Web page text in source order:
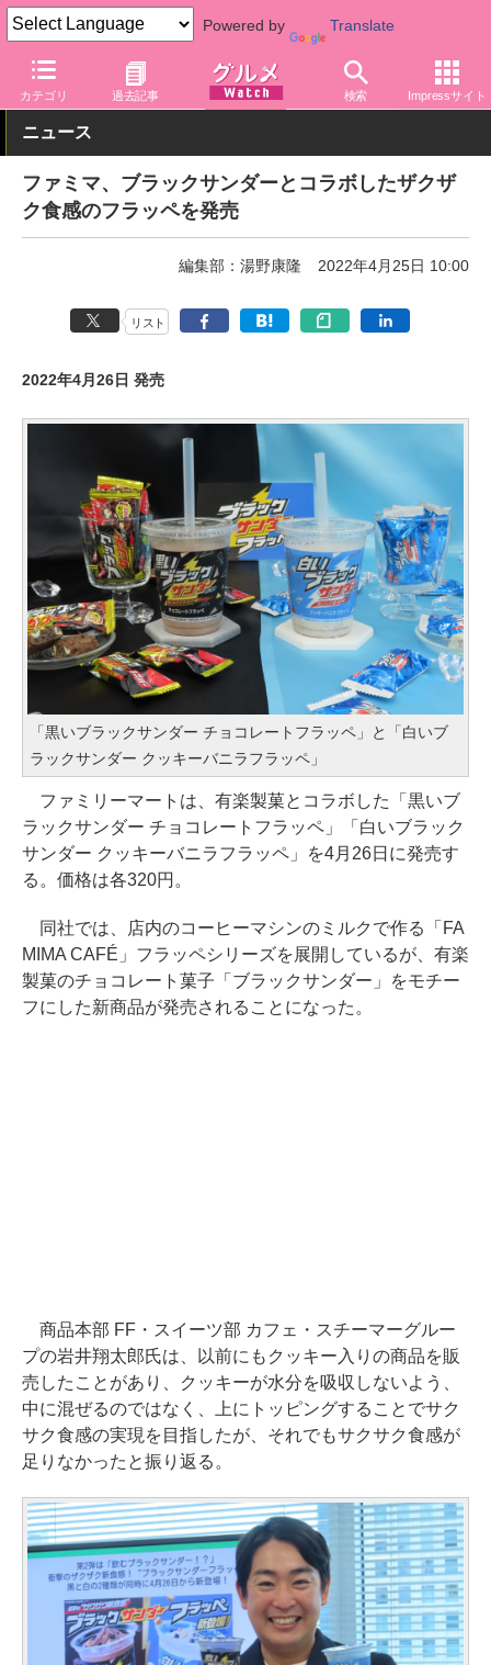
Powered by Translate
カテゴリ 過去記事 検索 Impressサイト
グルメ Watch 店舗 コンビニ ファミリーマート
ニュース
ファミマ、ブラックサンダーとコラボしたザクザ
ク食感のフラッペを発売
編集部：湯野康隆 2022年4月25日 10:00
リスト
2022年4月26日 発売
「黒いブラックサンダー チョコレートフラッペ」と「白いブ
ラックサンダー クッキーバニラフラッペ」
ファミリーマートは、有楽製菓とコラボした「黒いブ
ラックサンダー チョコレートフラッペ」「白いブラック
サンダー クッキーバニラフラッペ」を4月26日に発売す
る。価格は各320円。
同社では、店内のコーヒーマシンのミルクで作る「FA
MIMA CAFÉ」フラッペシリーズを展開しているが、有楽
製菓のチョコレート菓子「ブラックサンダー」をモチー
フにした新商品が発売されることになった。
商品本部 FF・スイーツ部 カフェ・スチーマーグルー
プの岩井翔太郎氏は、以前にもクッキー入りの商品を販
売したことがあり、クッキーが水分を吸収しないよう、
中に混ぜるのではなく、上にトッピングすることでサク
サク食感の実現を目指したが、それでもサクサク食感が
足りなかったと振り返る。